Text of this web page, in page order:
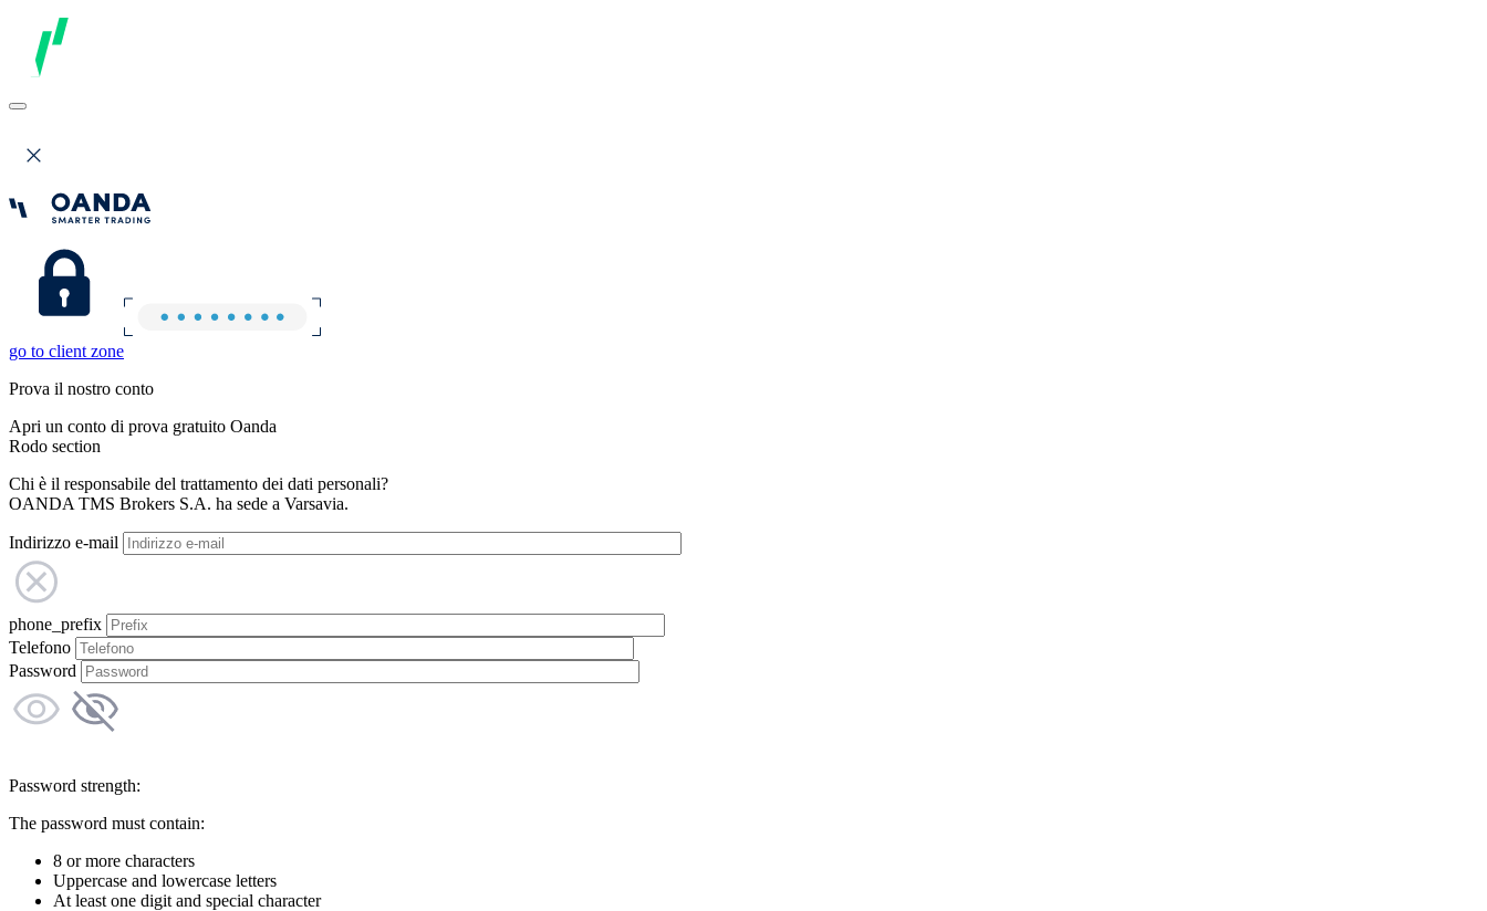
go to client zone
Prova il nostro conto
Apri un conto di prova gratuito Oanda
Rodo section
Chi è il responsabile del trattamento dei dati personali?
OANDA TMS Brokers S.A. ha sede a Varsavia.
Indirizzo e-mail
phone_prefix
Telefono
Password
Password strength:
The password must contain:
8 or more characters
Uppercase and lowercase letters
At least one digit and special character